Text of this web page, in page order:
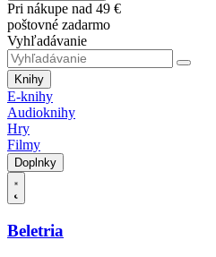
Pri nákupe nad 49 €
poštovné zadarmo
Vyhľadávanie
Knihy
E-knihy
Audioknihy
Hry
Filmy
Doplnky
Beletria